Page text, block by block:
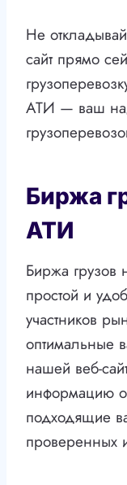
Не
сайт прямо
АТИ — ваш
Биржа
АТИ
Биржа грузов
простой и
участников
оптимальные
нашей веб-
информацию о
подходящие
проверенных